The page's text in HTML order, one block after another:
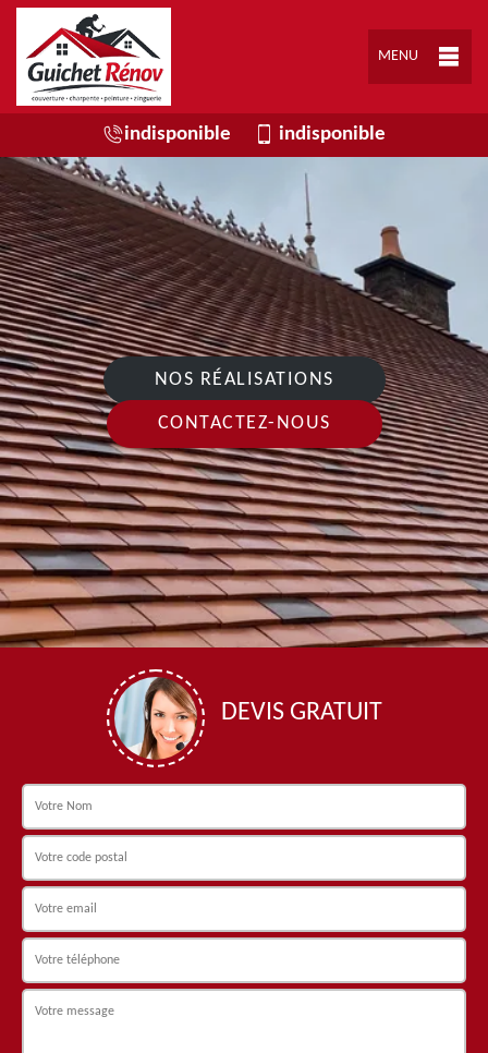
MENU
indisponible indisponible
NOS RÉALISATIONS
CONTACTEZ-NOUS
DEVIS GRATUIT